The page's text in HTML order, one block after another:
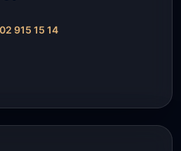
ұлттық нақыштағы
шығаруда
915 15 14